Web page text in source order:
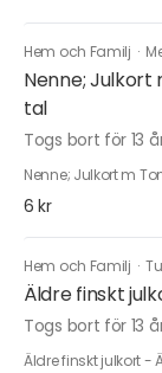
Hem och Familj ·
Nenne;
tal
Togs bort för 13
Nenne; Julkort m
6 kr
Hem och Familj ·
Äldre finskt
Togs bort för 13
Äldre finskt julkort -